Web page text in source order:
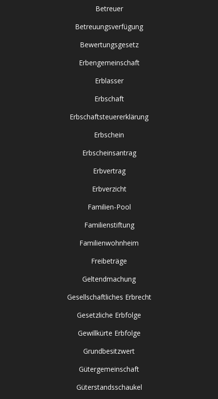
Betreuer
Betreuungsverfügung
Bewertungsgesetz
Erbengemeinschaft
Erblasser
Erbschaft
Erbschaftsteuererklärung
Erbschein
Erbscheinsantrag
Erbvertrag
Erbverzicht
Familien-Pool
Familienstiftung
Familienwohnheim
Freibeträge
Geltendmachung
Gesellschaftliches Erbrecht
Gesetzliche Erbfolge
Gewillkürte Erbfolge
Grundbesitzwert
Gütergemeinschaft
Güterstandsschaukel